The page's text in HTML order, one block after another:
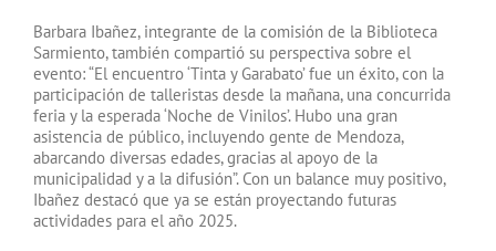
Barbara Ibañez, integrante de la comisión de la Biblioteca
Sarmiento, también compartió su perspectiva sobre el
evento: “El encuentro ‘Tinta y Garabato’ fue un éxito, con la
participación de talleristas desde la mañana, una concurrida
feria y la esperada ‘Noche de Vinilos’. Hubo una gran
asistencia de público, incluyendo gente de Mendoza,
abarcando diversas edades, gracias al apoyo de la
municipalidad y a la difusión”. Con un balance muy positivo,
Ibañez destacó que ya se están proyectando futuras
actividades para el año 2025.